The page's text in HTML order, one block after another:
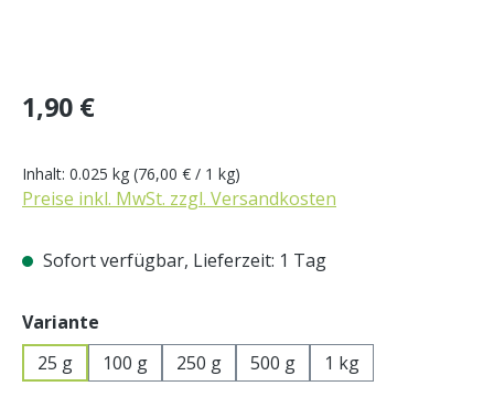
Regulärer Preis:
1,90 €
Inhalt: 0.025 kg (76,00 € / 1 kg)
Preise inkl. MwSt. zzgl. Versandkosten
Sofort verfügbar, Lieferzeit: 1 Tag
Variante
25 g
100 g 250 g 500 g 1 kg